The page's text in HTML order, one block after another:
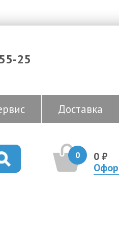
25
Доставка
0
0 ₽